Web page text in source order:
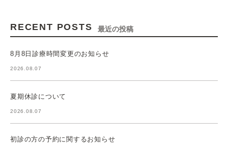
RECENT POSTS 最近の投稿
8月8日診療時間変更のお知らせ
2026.08.07
夏期休診について
2026.08.07
初診の方の予約に関するお知らせ